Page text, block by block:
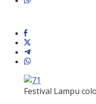
Festival Lampu